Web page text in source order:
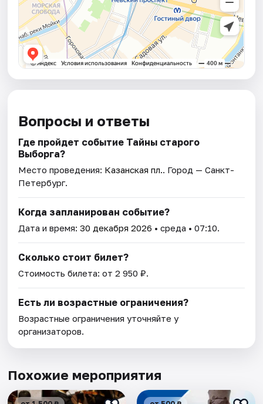
Вопросы и ответы
Где пройдет событие Тайны старого
Выборга?
Место проведения: Казанская пл.. Город — Санкт-
Петербург.
Когда запланирован событие?
Дата и время:30 декабря 2026 • среда • 07:10.
Сколько стоит билет?
Стоимость билета: от 2 950 ₽.
Есть ли возрастные ограничения?
Возрастные ограничения уточняйте у
организаторов.
Похожие мероприятия